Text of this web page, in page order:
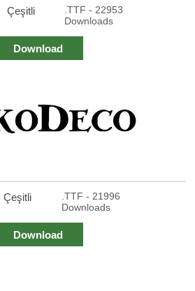
Çeşitli
.TTF - 22953
Downloads
Download
Çeşitli
.TTF - 21996
Downloads
Download